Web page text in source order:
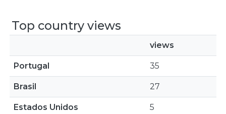
Top country views
views
Portugal 35
Brasil 27
Estados Unidos 5